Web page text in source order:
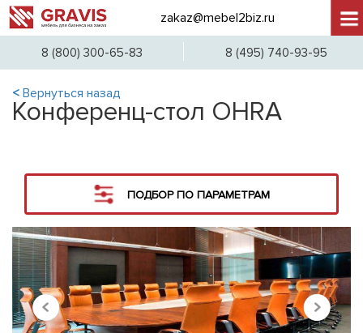
+7
zakaz@mebel2biz.ru
8 (800) 300-65-83 8 (495) 740-93-95
< Вернуться назад
Конференц-стол OHRA
ПОДБОР ПО ПАРАМЕТРАМ